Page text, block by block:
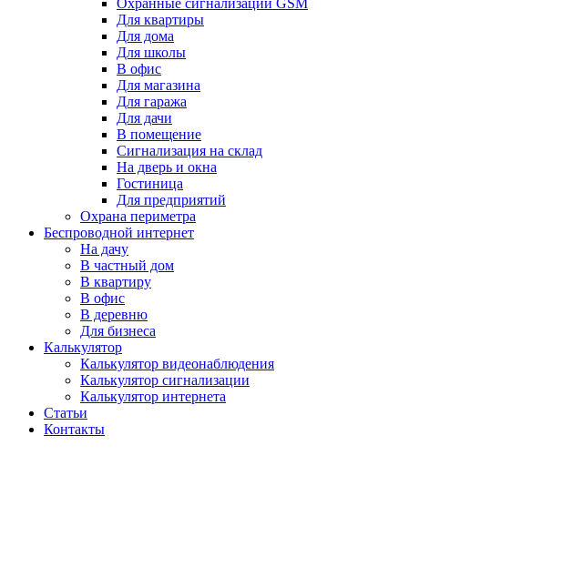
Охранные сигнализации GSM
Для квартиры
Для дома
Для школы
В офис
Для магазина
Для гаража
Для дачи
В помещение
Сигнализация на склад
На дверь и окна
Гостиница
Для предприятий
Охрана периметра
Беспроводной интернет
На дачу
В частный дом
В квартиру
В офис
В деревню
Для бизнеса
Калькулятор
Калькулятор видеонаблюдения
Калькулятор сигнализации
Калькулятор интернета
Статьи
Контакты